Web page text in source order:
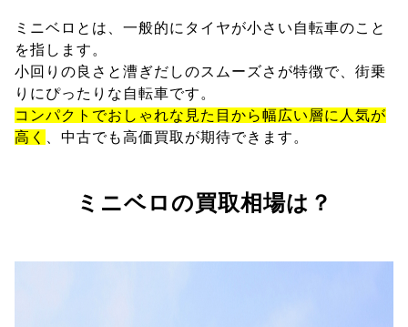
ミニベロとは、一般的にタイヤが小さい自転車のこと
を指します。
小回りの良さと漕ぎだしのスムーズさが特徴で、街乗
りにぴったりな自転車です。
コンパクトでおしゃれな見た目から幅広い層に人気が
高く
、中古でも高価買取が期待できます。
ミニベロの買取相場は？